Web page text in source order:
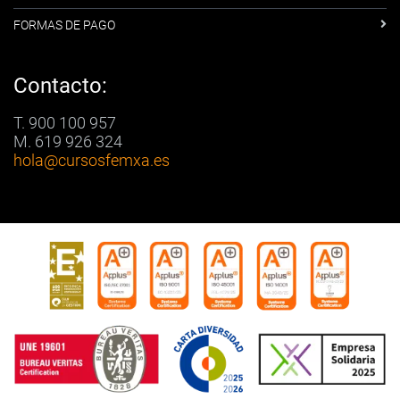
FORMAS DE PAGO
Contacto:
T. 900 100 957
M. 619 926 324
hola@cursosfemxa.es